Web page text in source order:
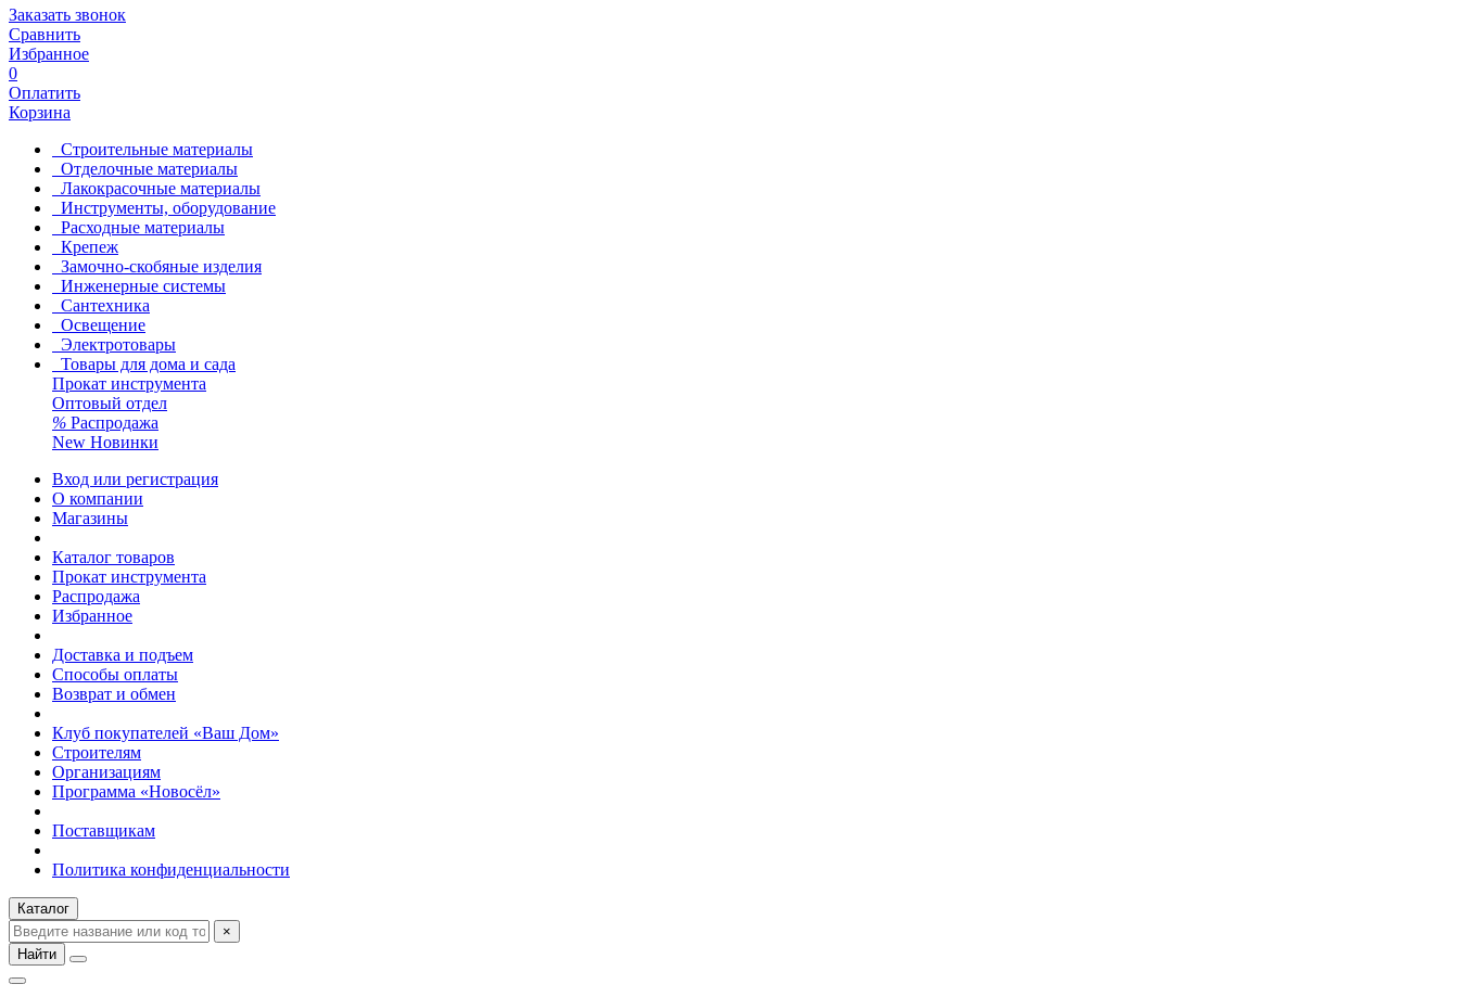
Заказать звонок
Сравнить
Избранное
0
Оплатить
Корзина
Строительные материалы
Отделочные материалы
Лакокрасочные материалы
Инструменты, оборудование
Расходные материалы
Крепеж
Замочно-скобяные изделия
Инженерные системы
Сантехника
Освещение
Электротовары
Товары для дома и сада
Прокат инструмента
Оптовый отдел
% Распродажа
New Новинки
Вход или регистрация
О компании
Магазины
Каталог товаров
Прокат инструмента
Распродажа
Избранное
Доставка и подъем
Способы оплаты
Возврат и обмен
Клуб покупателей «Ваш Дом»
Строителям
Организациям
Программа «Новосёл»
Поставщикам
Политика конфиденциальности
Каталог
×
Найти